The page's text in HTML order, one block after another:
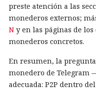
preste atención a las
monederos externos;
N y en las páginas de
monederos concretos.
En resumen, la
monedero de Telegram
adecuada: P2P dentro